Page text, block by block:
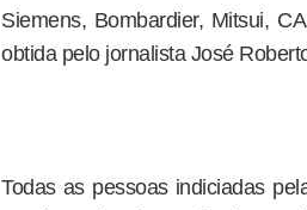
Siemens, Bombardier, Mitsui,
obtida pelo jornalista José
Todas as pessoas indiciadas